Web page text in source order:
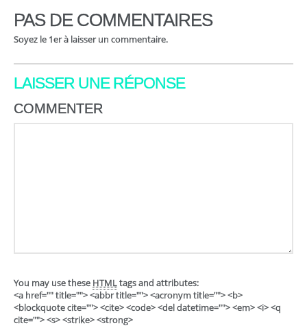
PAS DE COMMENTAIRES
Soyez le 1er à laisser un commentaire.
LAISSER UNE RÉPONSE
COMMENTER
You may use these HTMLtags and attributes:
<a href="" title=""> <abbr title=""> <acronym title=""> <b>
<blockquote cite=""> <cite> <code> <del datetime=""> <em> <i> <q
cite=""> <s> <strike> <strong>